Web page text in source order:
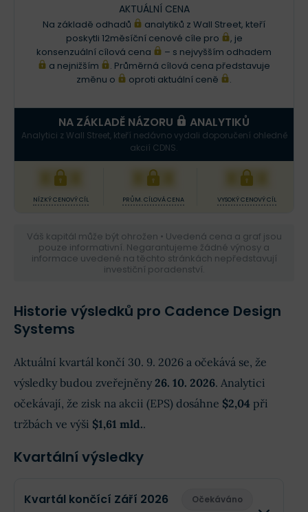
AKTUÁLNÍ CENA
Na základě odhadů
analytiků z Wall Street, kteří
poskytli 12měsíční cenové cíle pro
, je
konsenzuální cílová cena
– s nejvyšším odhadem
a nejnižším
. Průměrná cílová cena představuje
změnu o
oproti aktuální ceně .
NA ZÁKLADĚ NÁZORU ANALYTIKŮ
Analytici z Wall Street, kteří nedávno vydali doporučení ohledně
akcií CDNS.
XXX
NÍZKÝ CENOVÝ CÍL
XXX
PRŮM. CÍLOVÁ CENA
XXX
VYSOKÝ CENOVÝ CÍL
Váš kapitál může být ohrožen • Uvedená cena a graf jsou
pouze informativní. Negarantujeme žádné výnosy a
informace uvedené na těchto stránkách nepředstavují
investiční poradenství.
Historie výsledků pro Cadence Design
Systems
Aktuální kvartál končí 30. 9. 2026 a očekává se, že
výsledky budou zveřejněny 26. 10. 2026. Analytici
očekávají, že zisk na akcii (EPS) dosáhne $2,04 při
tržbách ve výši $1,61 mld..
Kvartální výsledky
Kvartál končící Září 2026 Očekáváno